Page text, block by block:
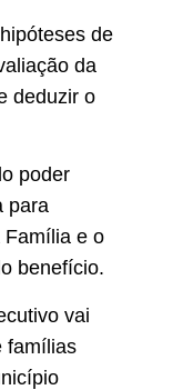
de
da
deduzir o
poder
para
Família e o
benefício.
vai
famílias